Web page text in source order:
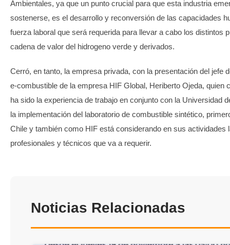
Ambientales, ya que un punto crucial para que esta industria
sostenerse, es el desarrollo y reconversión de las capacidades
fuerza laboral que será requerida para llevar a cabo los distintos
cadena de valor del hidrogeno verde y derivados.
Cerró, en tanto, la empresa privada, con la presentación del jefe
e-combustible de la empresa HIF Global, Heriberto Ojeda, quien
ha sido la experiencia de trabajo en conjunto con la Universidad
la implementación del laboratorio de combustible sintético,
Chile y también como HIF está considerando en sus actividades
profesionales y técnicos que va a requerir.
Noticias Relacionadas